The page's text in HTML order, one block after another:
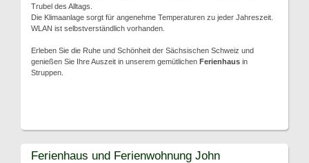
Trubel des Alltags.
Die Klimaanlage sorgt für angenehme Temperaturen zu jeder Jahreszeit.
WLAN ist selbstverständlich vorhanden.
Erleben Sie die Ruhe und Schönheit der Sächsischen Schweiz und
genießen Sie Ihre Auszeit in unserem gemütlichen Ferienhaus in
Struppen.
Ferienhaus und Ferienwohnung John